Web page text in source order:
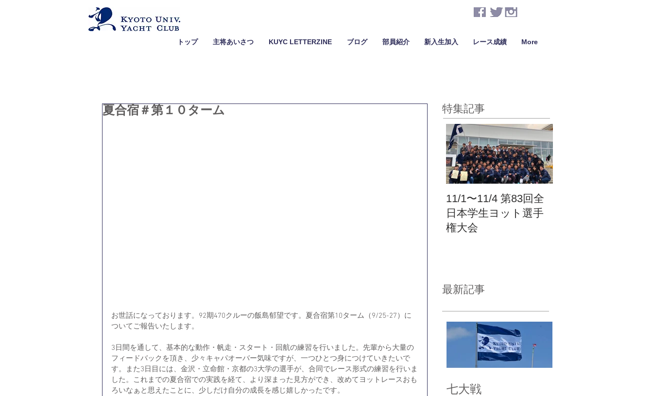
トップ 主将あいさつ KUYC LETTERZINE ブログ 部員紹介 新入生加入 レース成績 More
夏合宿＃第１０ターム
お世話になっております。92期470クルーの飯島郁望です。夏合宿第10ターム（9/25-27）に
ついてご報告いたします。
3日間を通して、基本的な動作・帆走・スタート・回航の練習を行いました。先輩から大量の
フィードバックを頂き、少々キャパオーバー気味ですが、一つひとつ身につけていきたいで
す。また3日目には、金沢・立命館・京都の3大学の選手が、合同でレース形式の練習を行いま
した。これまでの夏合宿での実践を経て、より深まった見方ができ、改めてヨットレースおも
ろいなぁと思えたことに、少しだけ自分の成長を感じ嬉しかったです。
特集記事
11/1〜11/4 第83回全
日本学生ヨット選手
権大会
最新記事
七大戦